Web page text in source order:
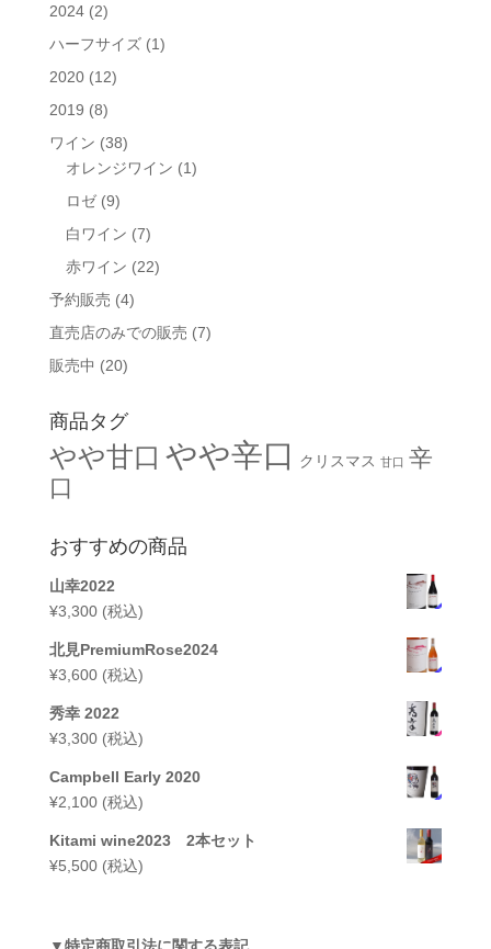
2024 (2)
ハーフサイズ (1)
2020 (12)
2019 (8)
ワイン (38)
オレンジワイン (1)
ロゼ (9)
白ワイン (7)
赤ワイン (22)
予約販売 (4)
直売店のみでの販売 (7)
販売中 (20)
商品タグ
やや甘口 やや辛口 クリスマス 甘口 辛
口
おすすめの商品
山幸2022
¥3,300 (税込)
北見PremiumRose2024
¥3,600 (税込)
秀幸 2022
¥3,300 (税込)
Campbell Early 2020
¥2,100 (税込)
Kitami wine2023 2本セット
¥5,500 (税込)